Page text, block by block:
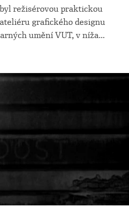
režisérovou praktickou
grafického designu
umění VUT, v níža...